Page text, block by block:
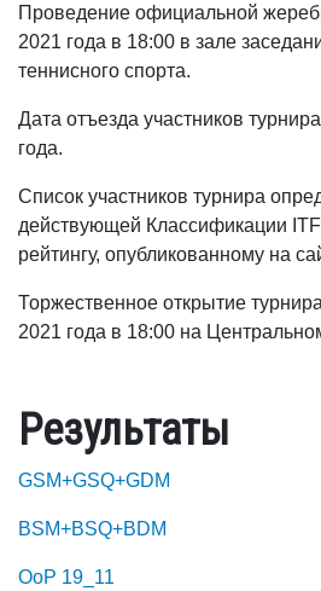
Проведение официальной
2021 года в 18:00 в зале
теннисного спорта.
Дата отъезда участников
года.
Список участников турнира
действующей Классификации
рейтингу, опубликованному на
Торжественное открытие
2021 года в 18:00 на
Результаты
GSM+GSQ+GDM
BSM+BSQ+BDM
OoP 19_11